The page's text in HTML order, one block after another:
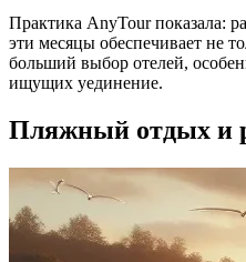
Практика AnyTour показала:
эти месяцы обеспечивает не
больший выбор отелей,
ищущих уединение.
Пляжный отдых и